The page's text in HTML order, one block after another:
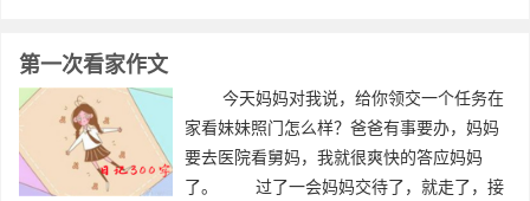
第一次看家作文
今天妈妈对我说，给你领交一个任务在
家看妹妹照门怎么样？爸爸有事要办，妈妈
要去医院看舅妈，我就很爽快的答应妈妈
了。 过了一会妈妈交待了，就走了，接